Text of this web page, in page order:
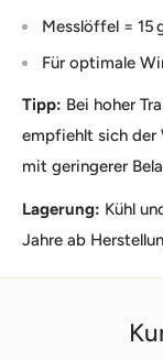
Messlöffel = 15
Für optimale
Tipp: Bei hoher
empfiehlt sich der
mit geringerer
Lagerung: Kühl
Jahre ab